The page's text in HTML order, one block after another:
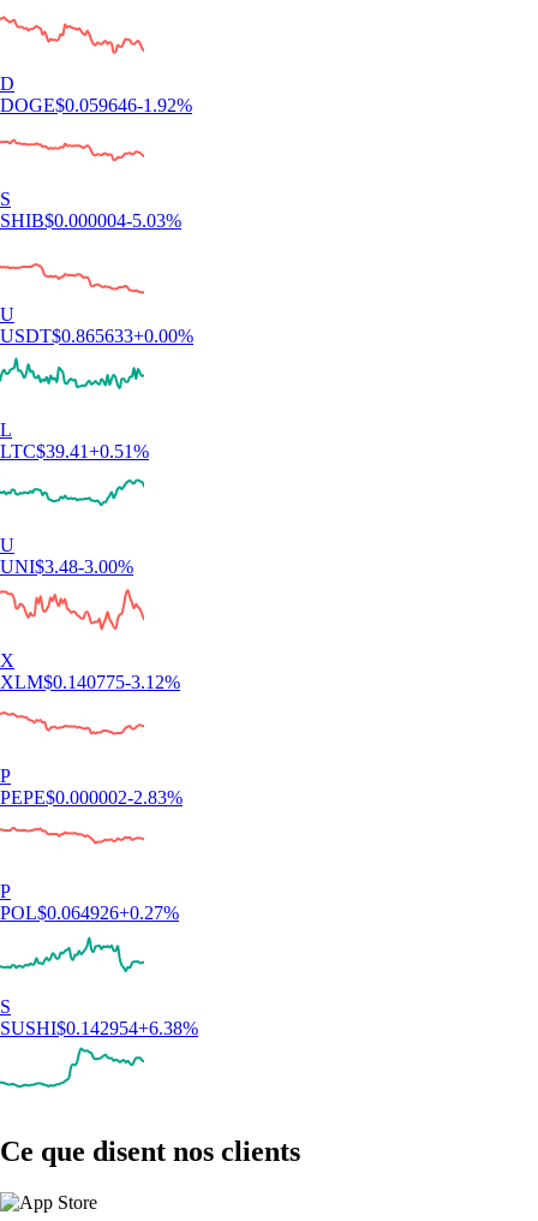
D
DOGE$0.059646-1.92%
S
SHIB$0.000004-5.03%
U
USDT$0.865633+0.00%
L
LTC$39.41+0.51%
U
UNI$3.48-3.00%
X
XLM$0.140775-3.12%
P
PEPE$0.000002-2.83%
P
POL$0.064926+0.27%
S
SUSHI$0.142954+6.38%
Ce que disent nos clients